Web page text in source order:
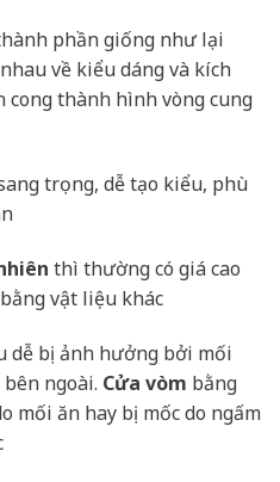
phần giống như lại
về kiểu dáng và kích
thành hình vòng cung
trọng, dễ tạo kiểu, phù
thì thường có giá cao
vật liệu khác
dễ bị ảnh hưởng bởi mối
ngoài. Cửa vòm bằng
mối ăn hay bị mốc do ngấm